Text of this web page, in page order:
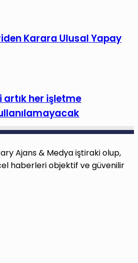
Karara Ulusal Yapay
artık her işletme
Ajans & Medya iştiraki olup,
haberleri objektif ve güvenilir